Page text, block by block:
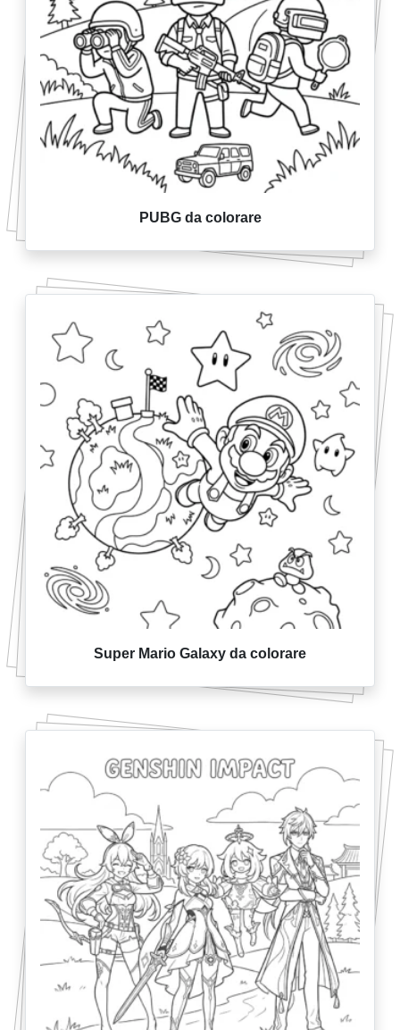
PUBG da colorare
Super Mario Galaxy da colorare